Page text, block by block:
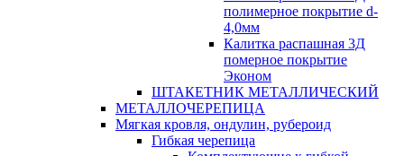
полимерное покрытие d-
4,0мм
Калитка распашная 3Д
померное покрытие
Эконом
ШТАКЕТНИК МЕТАЛЛИЧЕСКИЙ
МЕТАЛЛОЧЕРЕПИЦА
Мягкая кровля, ондулин, рубероид
Гибкая черепица